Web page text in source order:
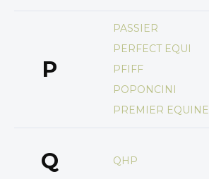
P
PASSIER
PERFECT EQUI
PFIFF
POPONCINI
PREMIER EQUINE
Q QHP